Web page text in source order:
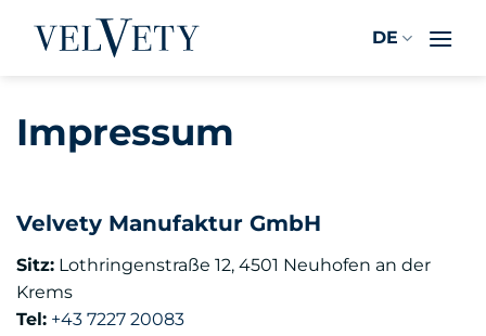
Inhalt
DE
Impressum
Velvety Manufaktur GmbH
Sitz: Lothringenstraße 12, 4501 Neuhofen an der
Krems
Tel: +43 7227 20083